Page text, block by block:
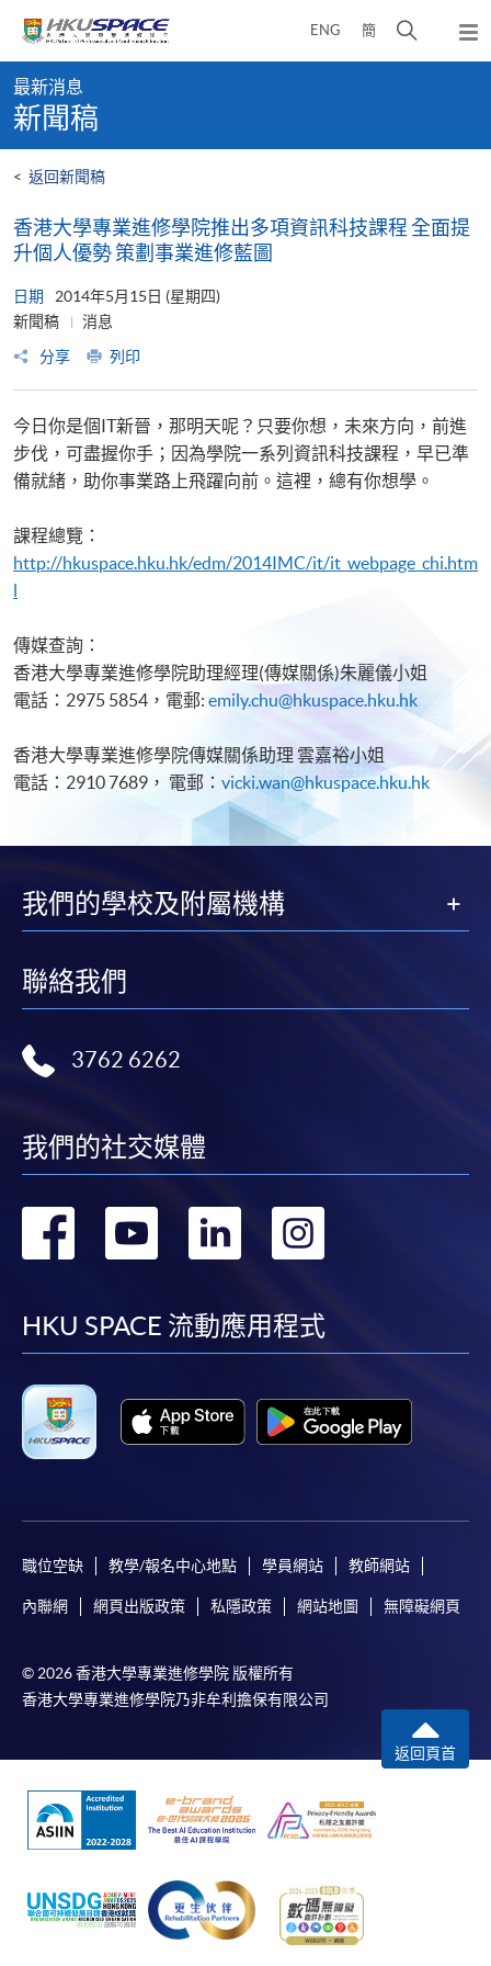
content
ENG 簡
開
彈
出
content
start
最新消息
新聞稿
< 返回新聞稿
香港大學專業進修學院推出多項資訊科技課程 全面提
升個人優勢 策劃事業進修藍圖
日期
2014年5月15日 (星期四)
新聞稿
消息
分享
列印
今日你是個IT新晉，那明天呢？只要你想，未來方向，前進
步伐，可盡握你手；因為學院一系列資訊科技課程，早已準
備就緒，助你事業路上飛躍向前。這裡，總有你想學。
課程總覽：
http://hkuspace.hku.hk/edm/2014IMC/it/it_webpage_chi.htm
l
傳媒查詢：
香港大學專業進修學院助理經理(傳媒關係)朱麗儀小姐
電話：2975 5854，電郵: emily.chu@hkuspace.hku.hk
香港大學專業進修學院傳媒關係助理 雲嘉裕小姐
電話：2910 7689， 電郵： vicki.wan@hkuspace.hku.hk
我們的學校及附屬機構
聯絡我們
3762 6262
我們的社交媒體
轉
facebook
轉
youtube
轉
linkedin
轉
HKU SPACE 流動應用程式
職位空缺 教學/報名中心地點 學員網站 教師網站
內聯網 網頁出版政策 私隱政策 網站地圖 無障礙網頁
© 2026 香港大學專業進修學院 版權所有
香港大學專業進修學院乃非牟利擔保有限公司
返回頁首